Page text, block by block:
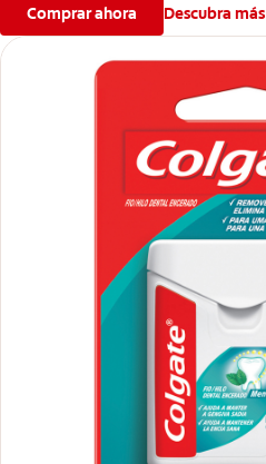
Comprar ahora Descubra más